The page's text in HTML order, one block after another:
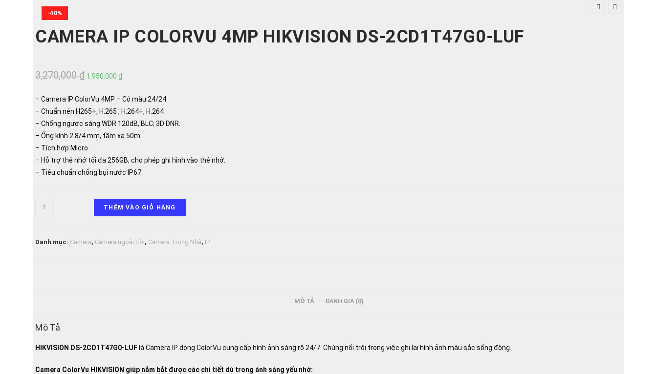
2CD1T47G0-
số
lượng
-40%
CAMERA IP COLORVU 4MP HIKVISION DS-2CD1T47G0-LUF
3,270,000₫ Giá
là:
1,950,000₫Giá
tại
1,950,000 ₫.
– Camera IP ColorVu 4MP – Có màu 24/24
– Chuẩn nén H265+, H.265 , H.264+, H.264
– Chống ngược sáng WDR 120dB, BLC; 3D DNR.
– Ống kính 2.8/4 mm, tầm xa 50m.
– Tích hợp Micro.
– Hỗ trợ thẻ nhớ tối đa 256GB, cho phép ghi hình vào thẻ nhớ.
– Tiêu chuẩn chống bụi nước IP67.
Camera
4MP
THÊM VÀO GIỎ HÀNG
Danh mục: Camera, Camera ngoài trời, Camera Trong Nhà, IP
MÔ TẢ ĐÁNH GIÁ (0)
Mô Tả
HIKVISION DS-2CD1T47G0-LUFlà Camera IP dòng ColorVu cung cấp hình ảnh sáng rõ 24/7. Chúng nổi trội trong việc ghi lại hình ảnh màu sắc sống động.
Camera ColorVu HIKVISION giúp nắm bắt được các chi tiết dù trong ánh sáng yếu nhờ: